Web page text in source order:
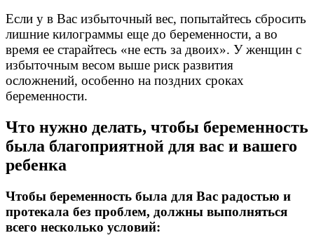
Если у в Вас избыточный вес, попытайтесь сбросить
лишние килограммы еще до беременности, а во
время ее старайтесь «не есть за двоих». У женщин с
избыточным весом выше риск развития
осложнений, особенно на поздних сроках
беременности.
Что нужно делать, чтобы беременность
была благоприятной для вас и вашего
ребенка
Чтобы беременность была для Вас радостью и
протекала без проблем, должны выполняться
всего несколько условий: